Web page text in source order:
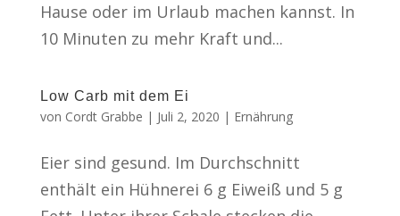
Hause oder im Urlaub machen kannst. In
10 Minuten zu mehr Kraft und...
Low Carb mit dem Ei
von Cordt Grabbe | Juli 2, 2020 | Ernährung
Eier sind gesund. Im Durchschnitt
enthält ein Hühnerei 6 g Eiweiß und 5 g